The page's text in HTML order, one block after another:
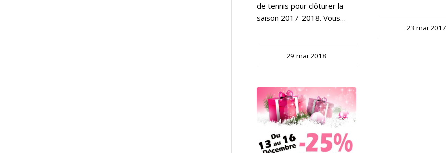
de tennis pour clôturer la
saison 2017-2018. Vous…
29 mai 2018
23 mai 2017